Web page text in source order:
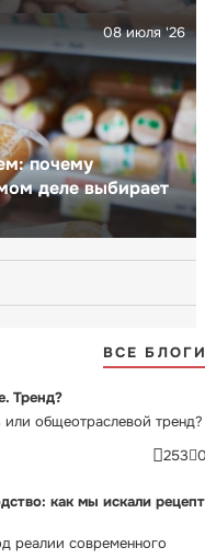
почему
деле выбирает
08 июля '26
ВСЕ
Тренд?
общеотраслевой тренд?
253
как мы искали рецепт
реалии современного